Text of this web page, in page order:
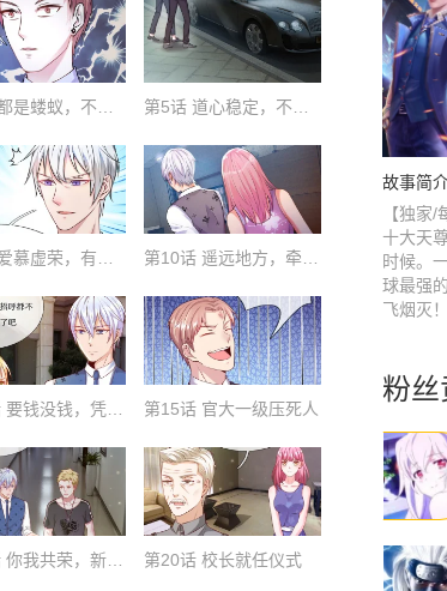
第4话 都是蝼蚁，不堪一击 第5话 道心稳定，不留遗憾
第9话 爱慕虚荣，有眼无珠 第10话 遥远地方，牵挂之人
第15话 官大一级压死人
第20话 校长就任仪式
故事简
【独家
十大天
时候。
球最强
飞烟灭！
粉丝